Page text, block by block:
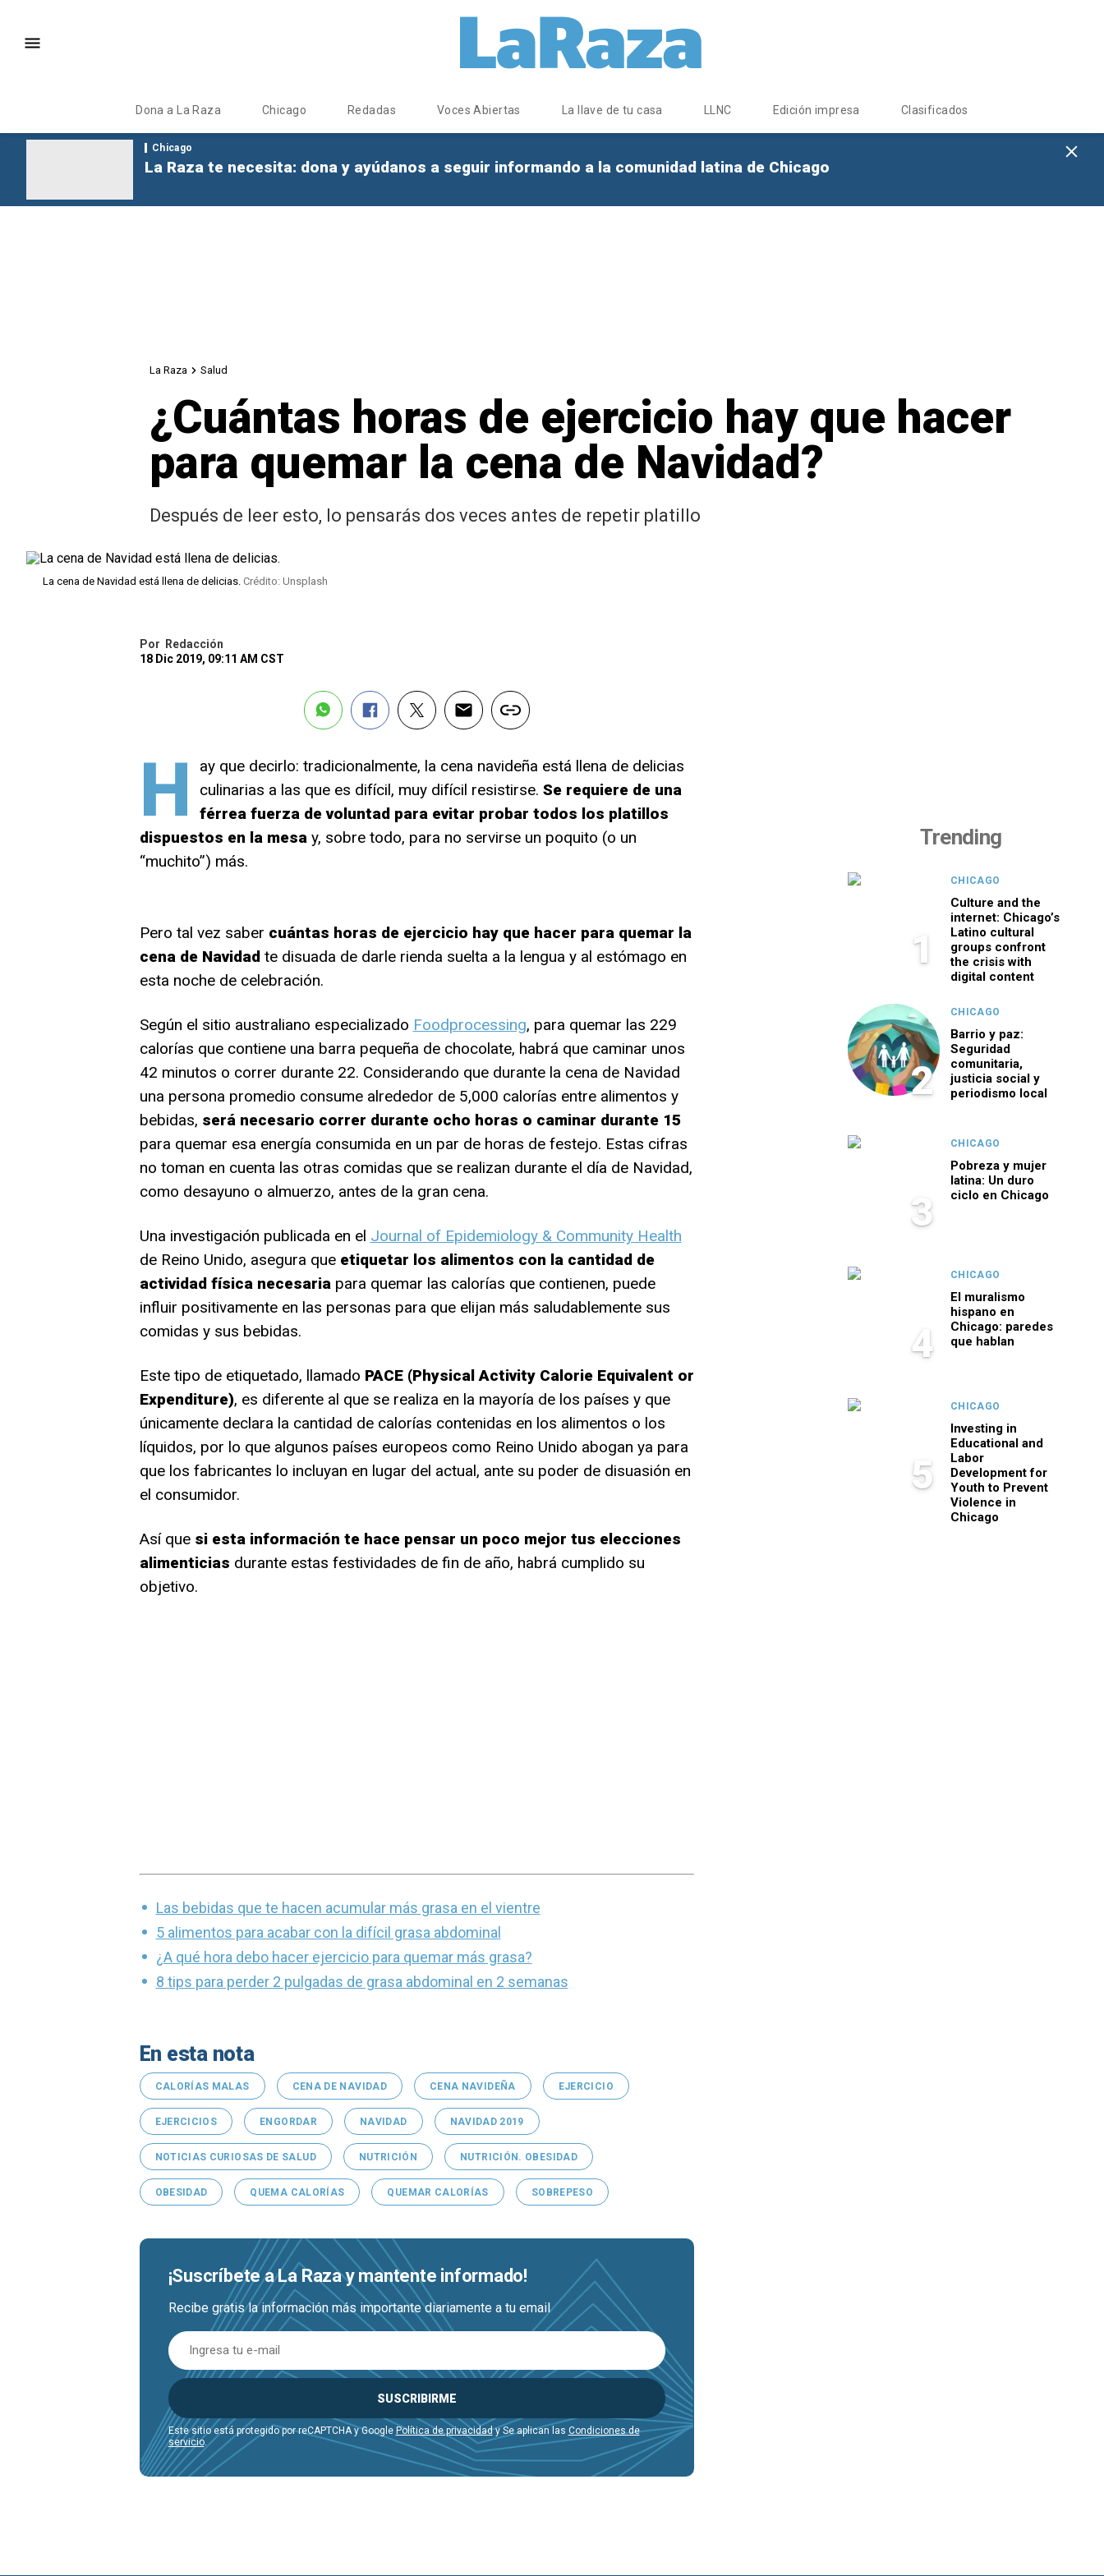
Dona a La Raza Chicago Redadas Voces Abiertas La llave de tu casa LLNC Edición impresa Clasificados
Chicago
La Raza te necesita: dona y ayúdanos a seguir informando a la comunidad latina de Chicago
La Raza Salud
¿Cuántas horas de ejercicio hay que hacer
para quemar la cena de Navidad?
Después de leer esto, lo pensarás dos veces antes de repetir platillo
La cena de Navidad está llena de delicias. Crédito: Unsplash
Por
Redacción
18 Dic 2019, 09:11 AM CST
H
ay que decirlo: tradicionalmente, la cena navideña está llena de delicias
culinarias a las que es difícil, muy difícil resistirse. Se requiere de una
férrea fuerza de voluntad para evitar probar todos los platillos
dispuestos en la mesay, sobre todo, para no servirse un poquito (o un
“muchito”) más.
Pero tal vez saber cuántas horas de ejercicio hay que hacer para quemar la
cena de Navidadte disuada de darle rienda suelta a la lengua y al estómago en
esta noche de celebración.
Según el sitio australiano especializado Foodprocessing, para quemar las 229
calorías que contiene una barra pequeña de chocolate, habrá que caminar unos
42 minutos o correr durante 22. Considerando que durante la cena de Navidad
una persona promedio consume alrededor de 5,000 calorías entre alimentos y
bebidas, será necesario correr durante ocho horas o caminar durante 15
para quemar esa energía consumida en un par de horas de festejo. Estas cifras
no toman en cuenta las otras comidas que se realizan durante el día de Navidad,
como desayuno o almuerzo, antes de la gran cena.
Una investigación publicada en el Journal of Epidemiology & Community Health
de Reino Unido, asegura que etiquetar los alimentos con la cantidad de
actividad física necesariapara quemar las calorías que contienen, puede
influir positivamente en las personas para que elijan más saludablemente sus
comidas y sus bebidas.
Este tipo de etiquetado, llamado PACE (Physical Activity Calorie Equivalent or
Expenditure), es diferente al que se realiza en la mayoría de los países y que
únicamente declara la cantidad de calorías contenidas en los alimentos o los
líquidos, por lo que algunos países europeos como Reino Unido abogan ya para
que los fabricantes lo incluyan en lugar del actual, ante su poder de disuasión en
el consumidor.
Así quesi esta información te hace pensar un poco mejor tus elecciones
alimenticias durante estas festividades de fin de año, habrá cumplido su
objetivo.
Las bebidas que te hacen acumular más grasa en el vientre
5 alimentos para acabar con la difícil grasa abdominal
¿A qué hora debo hacer ejercicio para quemar más grasa?
8 tips para perder 2 pulgadas de grasa abdominal en 2 semanas
En esta nota
CALORÍAS MALAS CENA DE NAVIDAD CENA NAVIDEÑA EJERCICIO
EJERCICIOS ENGORDAR NAVIDAD NAVIDAD 2019
NOTICIAS CURIOSAS DE SALUD NUTRICIÓN NUTRICIÓN. OBESIDAD
OBESIDAD QUEMA CALORÍAS QUEMAR CALORÍAS SOBREPESO
¡Suscríbete a La Raza y mantente informado!
Recibe gratis la información más importante diariamente a tu email
SUSCRIBIRME
Este sitio está protegido por reCAPTCHA y Google Política de privacidady Se aplican las Condiciones de
servicio.
Trending
1
CHICAGO
Culture and the
internet: Chicago’s
Latino cultural
groups confront
the crisis with
digital content
2
CHICAGO
Barrio y paz:
Seguridad
comunitaria,
justicia social y
periodismo local
3
CHICAGO
Pobreza y mujer
latina: Un duro
ciclo en Chicago
4
CHICAGO
El muralismo
hispano en
Chicago: paredes
que hablan
5
CHICAGO
Investing in
Educational and
Labor
Development for
Youth to Prevent
Violence in
Chicago